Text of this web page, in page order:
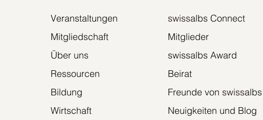
Veranstaltungen
Mitgliedschaft
Über uns
Ressourcen
Bildung
Wirtschaft
swissalbs Connect
Mitglieder
swissalbs Award
Beirat
Freunde von swissalbs
Neuigkeiten und Blog